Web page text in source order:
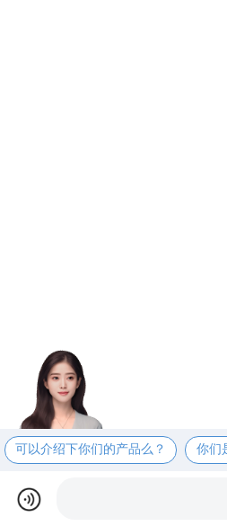
可以介绍下你们的产品么？ 你们